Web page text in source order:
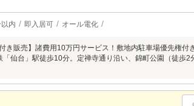
内 即入居可 オール電化
き販売】諸費用10万円サービス！敷地内駐車場優先権付
「仙台」駅徒歩10分。定禅寺通り沿い、錦町公園（徒歩